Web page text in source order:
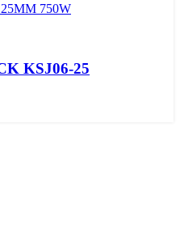
KSJ06-25